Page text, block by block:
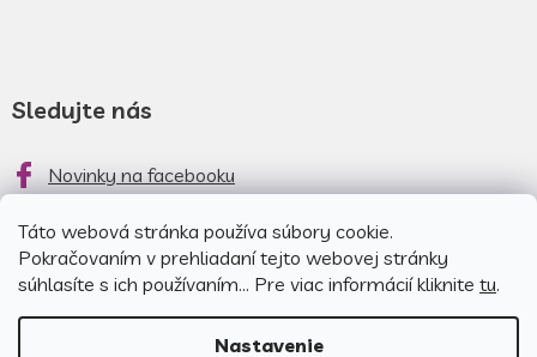
Táto webová stránka používa súbory cookie.
Pokračovaním v prehliadaní tejto webovej stránky
súhlasíte s ich používaním... Pre viac informácií kliknite tu.
Nastavenie
Sledujte nás
Novinky na facebooku
Novinky na instagrame